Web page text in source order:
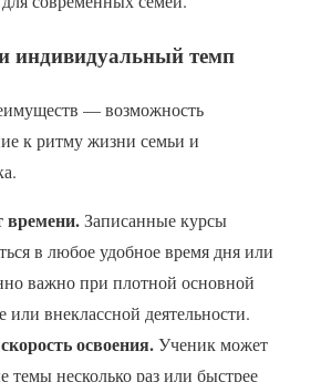
индивидуальный темп
— возможность
к ритму жизни семьи и
времени.Записанные курсы
в любое удобное время дня или
важно при плотной основной
или внеклассной деятельности.
освоения.Ученик может
темы несколько раз или быстрее